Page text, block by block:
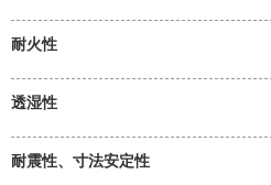
耐火性
透湿性
耐震性、寸法安定性